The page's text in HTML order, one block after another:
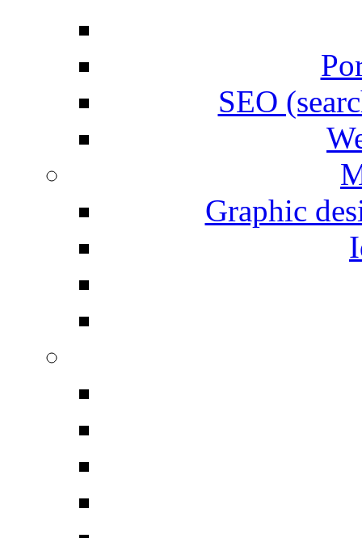
SEO
Graphic